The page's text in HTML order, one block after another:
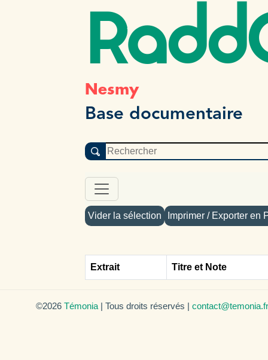
Nesmy
Base documentaire
Vider la sélection Imprimer / Exporter en
Extrait Titre et Note
©2026 Témonia | Tous droits réservés | contact@temonia.fr